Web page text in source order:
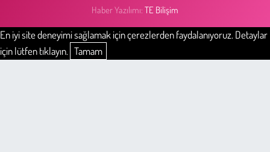
Haber Yazılımı: TE Bilişim
En iyi site deneyimi sağlamak için çerezlerden faydalanıyoruz. Detaylar
için lütfen tıklayın. Tamam